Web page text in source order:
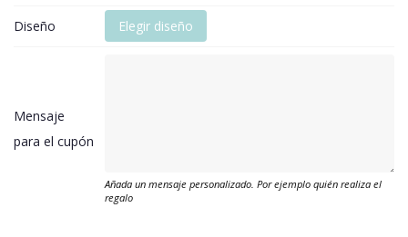
Diseño Elegir diseño
Mensaje
para el cupón
Añada un mensaje personalizado. Por ejemplo quién realiza el
regalo